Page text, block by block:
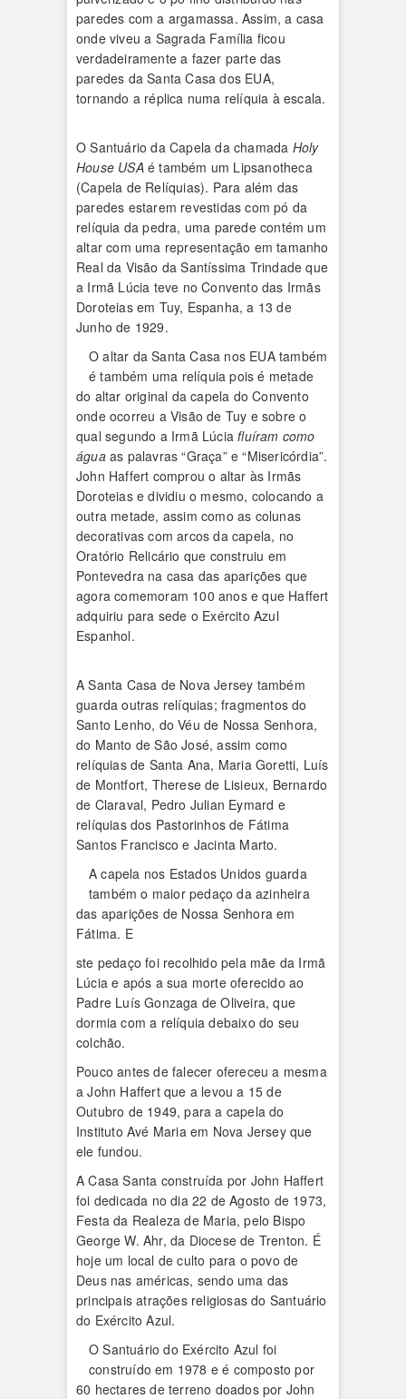
paredes com a argamassa. Assim, a casa
onde viveu a Sagrada Família ficou
verdadeiramente a fazer parte das
paredes da Santa Casa dos EUA,
tornando a réplica numa relíquia à escala.
O Santuário da Capela da chamada Holy
House USAé também um Lipsanotheca
(Capela de Relíquias). Para além das
paredes estarem revestidas com pó da
relíquia da pedra, uma parede contém um
altar com uma representação em tamanho
Real da Visão da Santíssima Trindade que
a Irmã Lúcia teve no Convento das Irmãs
Doroteias em Tuy, Espanha, a 13 de
Junho de 1929.
O altar da Santa Casa nos EUA também
é também uma relíquia pois é metade
do altar original da capela do Convento
onde ocorreu a Visão de Tuy e sobre o
qual segundo a Irmã Lúciafluíram como
águaas palavras “Graça” e “Misericórdia”.
John Haffert comprou o altar às Irmãs
Doroteias e dividiu o mesmo, colocando a
outra metade, assim como as colunas
decorativas com arcos da capela, no
Oratório Relicário que construiu em
Pontevedra na casa das aparições que
agora comemoram 100 anos e que Haffert
adquiriu para sede o Exército Azul
Espanhol.
A Santa Casa de Nova Jersey também
guarda outras relíquias; fragmentos do
Santo Lenho, do Véu de Nossa Senhora,
do Manto de São José, assim como
relíquias de Santa Ana, Maria Goretti, Luís
de Montfort, Therese de Lisieux, Bernardo
de Claraval, Pedro Julian Eymard e
relíquias dos Pastorinhos de Fátima
Santos Francisco e Jacinta Marto.
A capela nos Estados Unidos guarda
também o maior pedaço da azinheira
das aparições de Nossa Senhora em
Fátima. E
ste pedaço foi recolhido pela mãe da Irmã
Lúcia e após a sua morte oferecido ao
Padre Luís Gonzaga de Oliveira, que
dormia com a relíquia debaixo do seu
colchão.
Pouco antes de falecer ofereceu a mesma
a John Haffert que a levou a 15 de
Outubro de 1949, para a capela do
Instituto Avé Maria em Nova Jersey que
ele fundou.
A Casa Santa construída por John Haffert
foi dedicada no dia 22 de Agosto de 1973,
Festa da Realeza de Maria, pelo Bispo
George W. Ahr, da Diocese de Trenton. É
hoje um local de culto para o povo de
Deus nas américas, sendo uma das
principais atrações religiosas do Santuário
do Exército Azul.
O Santuário do Exército Azul foi
construído em 1978 e é composto por
60 hectares de terreno doados por John